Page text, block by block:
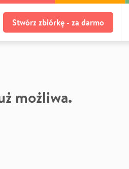
Stwórz zbiórkę - za darmo
możliwa.